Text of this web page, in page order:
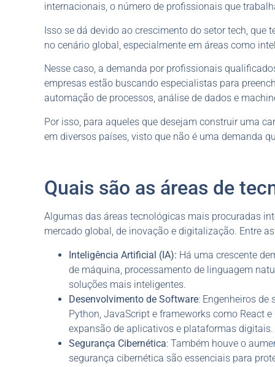
internacionais, o número de profissionais que
Isso se dá devido ao crescimento do setor tech,
no cenário global, especialmente em áreas como
Nesse caso, a demanda por profissionais
empresas estão buscando especialistas para
automação de processos, análise de dados e
Por isso, para aqueles que desejam construir uma
em diversos países, visto que não é uma demanda
Quais são as áreas de
Algumas das áreas tecnológicas mais procuradas
mercado global, de inovação e digitalização. Entre
Inteligência Artificial (IA): Há uma crescente
de máquina, processamento de linguagem
soluções mais inteligentes.
Desenvolvimento de Software: Engenheiros
Python, JavaScript e frameworks como React
expansão de aplicativos e plataformas digitais.
Segurança Cibernética: Também houve o
segurança cibernética são essenciais para